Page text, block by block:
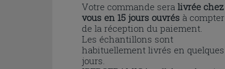
Votre commande sera livrée chez
vous en 15 jours ouvrés à compter
de la réception du paiement.
Les échantillons sont
habituellement livrés en quelques
jours.